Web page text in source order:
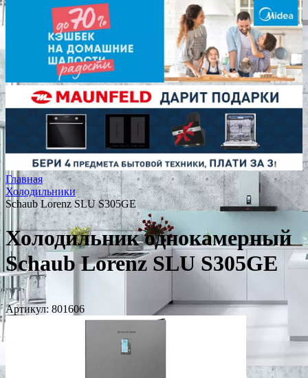
Главная
Холодильники
Schaub Lorenz SLU S305GE
Холодильник однокамерный
Schaub Lorenz SLU S305GE
Артикул: 801606